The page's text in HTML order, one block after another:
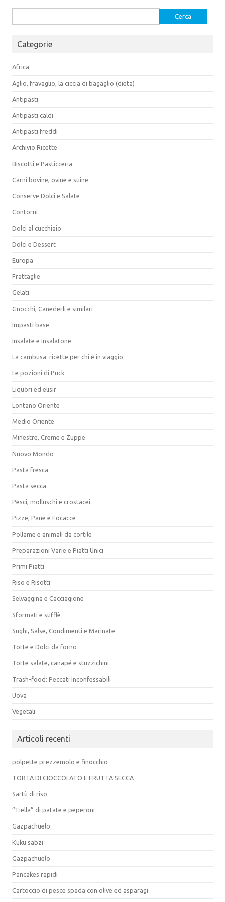
per:
Categorie
Africa
Aglio, fravaglio, la ciccia di bagaglio (dieta)
Antipasti
Antipasti caldi
Antipasti freddi
Archivio Ricette
Biscotti e Pasticceria
Carni bovine, ovine e suine
Conserve Dolci e Salate
Contorni
Dolci al cucchiaio
Dolci e Dessert
Europa
Frattaglie
Gelati
Gnocchi, Canederli e similari
Impasti base
Insalate e Insalatone
La cambusa: ricette per chi è in viaggio
Le pozioni di Puck
Liquori ed elisir
Lontano Oriente
Medio Oriente
Minestre, Creme e Zuppe
Nuovo Mondo
Pasta fresca
Pasta secca
Pesci, molluschi e crostacei
Pizze, Pane e Focacce
Pollame e animali da cortile
Preparazioni Varie e Piatti Unici
Primi Piatti
Riso e Risotti
Selvaggina e Cacciagione
Sformati e sufflè
Sughi, Salse, Condimenti e Marinate
Torte e Dolci da forno
Torte salate, canapé e stuzzichini
Trash-food: Peccati Inconfessabili
Uova
Vegetali
Articoli recenti
polpette prezzemolo e finocchio
TORTA DI CIOCCOLATO E FRUTTA SECCA
Sartù di riso
“Tiella” di patate e peperoni
Gazpachuelo
Kuku sabzi
Gazpachuelo
Pancakes rapidi
Cartoccio di pesce spada con olive ed asparagi